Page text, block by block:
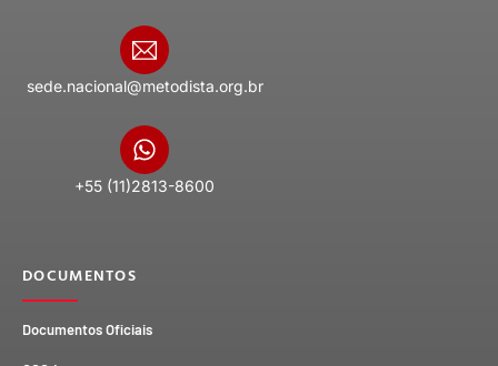
sede.nacional@metodista.org.br
+55 (11)2813-8600
DOCUMENTOS
Documentos Oficiais